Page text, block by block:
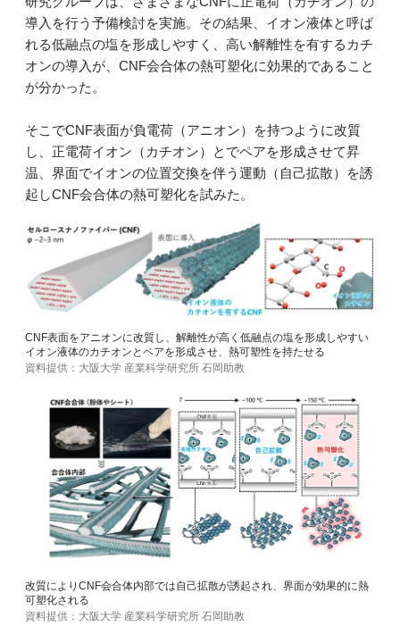
導入を行う予備検討を実施。その結果、イオン液体と呼ば
れる低融点の塩を形成しやすく、高い解離性を有するカチ
オンの導入が、CNF会合体の熱可塑化に効果的であること
が分かった。
そこでCNF表面が負電荷（アニオン）を持つように改質
し、正電荷イオン（カチオン）とでペアを形成させて昇
温、界面でイオンの位置交換を伴う運動（自己拡散）を誘
起しCNF会合体の熱可塑化を試みた。
CNF表面をアニオンに改質し、解離性が高く低融点の塩を形成しやすい
イオン液体のカチオンとペアを形成させ、熱可塑性を持たせる
資料提供：大阪大学 産業科学研究所 石岡助教
改質によりCNF会合体内部では自己拡散が誘起され、界面が効果的に熱
可塑化される
資料提供：大阪大学 産業科学研究所 石岡助教